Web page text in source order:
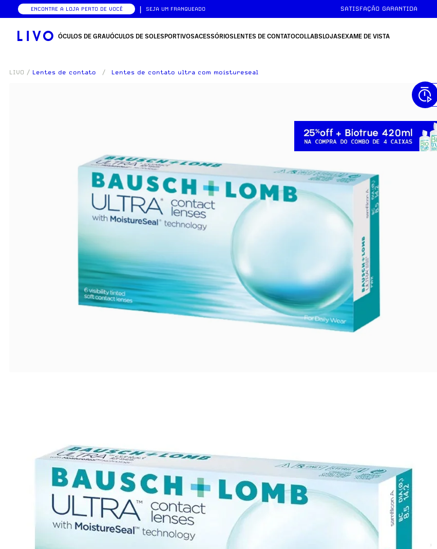
ENCONTRE A LOJA PERTO DE VOCÊ | SEJA UM FRANQUEADO FRETE GRÁTIS ACIMA DE R$149
SATISFAÇÃO GARANTIDA
ÓCULOS DE GRAUÓCULOS DE SOLESPORTIVOSACESSÓRIOSLENTES DE CONTATOCOLLABSLOJASEXAME DE VISTA
LIVO / Lentes de contato / Lentes de contato ultra com moistureseal